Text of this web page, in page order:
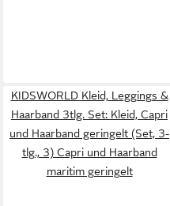
KIDSWORLD Kleid, Leggings &
Haarband 3tlg. Set: Kleid, Capri
und Haarband geringelt (Set, 3-
tlg., 3) Capri und Haarband
maritim geringelt